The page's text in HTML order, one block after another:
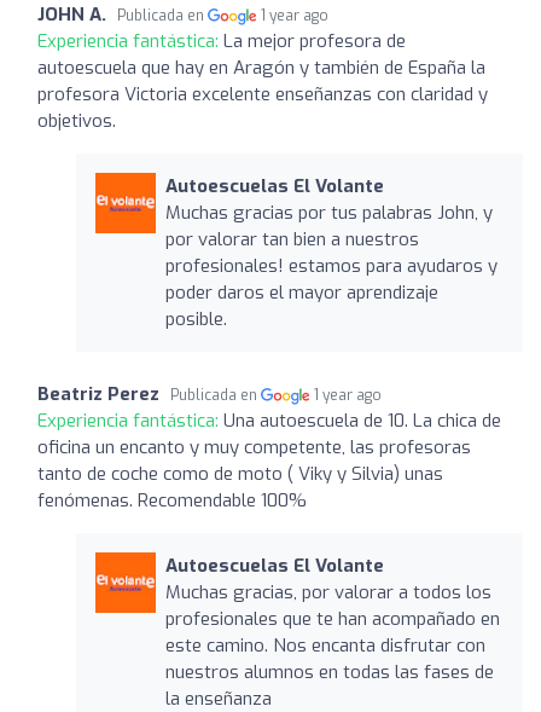
JOHN A. Publicada en 1 year ago
Experiencia fantástica: La mejor profesora de
autoescuela que hay en Aragón y también de España la
profesora Victoria excelente enseñanzas con claridad y
objetivos.
Autoescuelas El Volante
Muchas gracias por tus palabras John, y
por valorar tan bien a nuestros
profesionales! estamos para ayudaros y
poder daros el mayor aprendizaje
posible.
Beatriz Perez Publicada en 1 year ago
Experiencia fantástica: Una autoescuela de 10. La chica de
oficina un encanto y muy competente, las profesoras
tanto de coche como de moto ( Viky y Silvia) unas
fenómenas. Recomendable 100%
Autoescuelas El Volante
Muchas gracias, por valorar a todos los
profesionales que te han acompañado en
este camino. Nos encanta disfrutar con
nuestros alumnos en todas las fases de
la enseñanza